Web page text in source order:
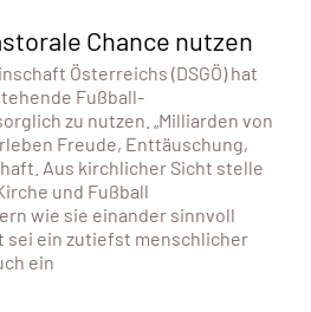
Chance nutzen
Österreichs (DSGÖ) hat
Fußball-
zu nutzen. „Milliarden von
Freude, Enttäuschung,
Aus kirchlicher Sicht stelle
und Fußball
wie sie einander sinnvoll
sei ein zutiefst menschlicher
ein